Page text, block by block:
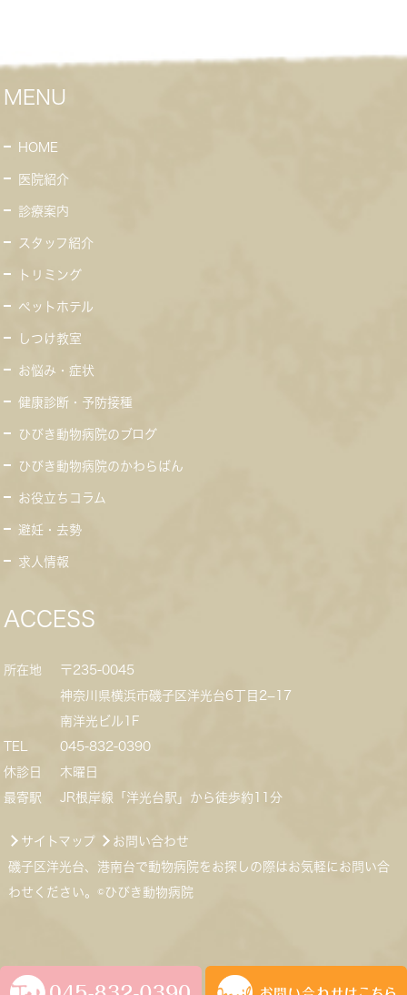
MENU
HOME
医院紹介
診療案内
スタッフ紹介
トリミング
ペットホテル
しつけ教室
お悩み・症状
健康診断・予防接種
ひびき動物病院のブログ
ひびき動物病院のかわらばん
お役立ちコラム
避妊・去勢
求人情報
ACCESS
所在地
〒235-0045
神奈川県横浜市磯子区洋光台6丁目2−17
南洋光ビル1F
TEL
045-832-0390
休診日
木曜日
最寄駅
JR根岸線「洋光台駅」から徒歩約11分
サイトマップ
お問い合わせ
磯子区洋光台、港南台で動物病院をお探しの際はお気軽にお問い合
わせください。©ひびき動物病院